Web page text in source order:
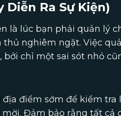
Diễn Ra Sự Kiện)
là lúc bạn phải quản lý
nghiêm ngặt. Việc
bởi chỉ một sai sót nhỏ
địa điểm sớm để kiểm
Đảm bảo rằng tất cả